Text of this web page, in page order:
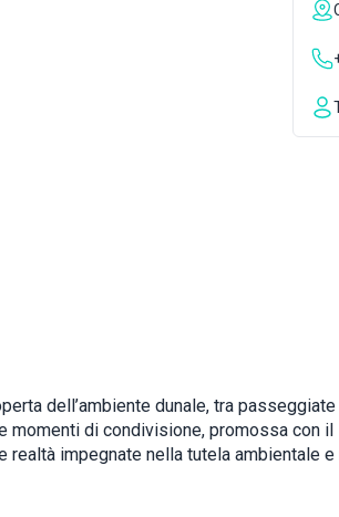
dell’ambiente dunale, tra
momenti di condivisione, promossa con il
impegnate nella tutela ambientale e